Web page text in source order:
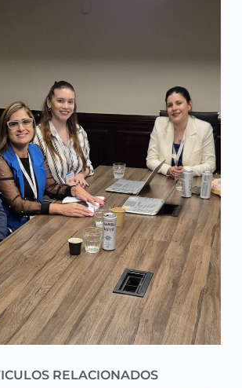
RELACIONADOS